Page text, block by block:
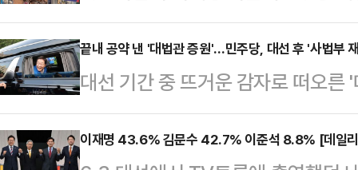
국민의힘과 관련된 연대에는 부정
는 지적도 나온다.이재명 민주당
튜디오에서 국내 주식시장 활성화
났다. 이 자리에서 그…
문언 전시 혐의로 500만원 벌금형
의 '침묵'을 문제삼고 나섰다.김혜
변인은 28일 오후 논평에서 "언론
가 상습도박과 음란문언 전시 혐의
"이 씨는 불법도박 관련 게시글을
끝내 공약 낸 '대법관 증원'…민주당, 대선 후 '사법부
대선 기간 중 뜨거운 감자로 떠오른
대선 후보 정책 공약집에 담겼다.
압박'으로 비춰질 것을 우려해 철회
이재명 43.6% 김문수 42.7% 이준석 8.8% [데일